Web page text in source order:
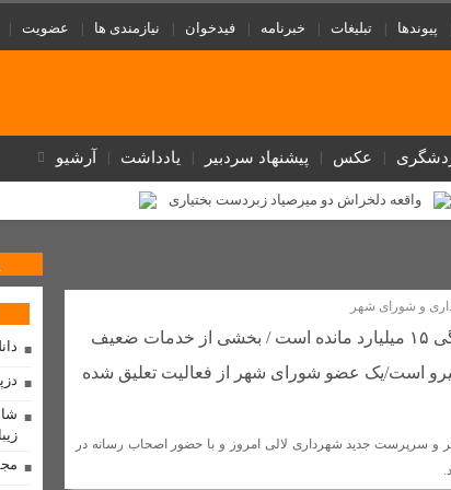
پیوندها تبلیغات خبرنامه فیدخوان نیازمندی ها عضویت
عکس پیشنهاد سردبیر یادداشت آرشیو
واقعه دلخراش دو میرصیاد زبردست بختیاری
را آشکار کرد + عکس بهسازی شبکه در روستای لالی با نصب تیربرق
مذاکره با آمریکا «کار بیهوده» و «اشتباه» است/ راه نجات
موازی‌کاری در دستگاه‌های فرهنگی تابستانی داغ با
فیزیکدانان و حل بزرگ‌ترین معمای
نمایش عزت جمهوری اسلامی بود
و شورای شهر
از ۶۰ میلیارد اعتبار آلایندگی ۱۵ میلیارد مانده است / بخشی از خدمات ضعیف
است/یک عضو شورای شهر از فعالیت تعلیق شده
جدید شهرداری لالی امروز و با حضور اصحاب رسانه در
زیبا